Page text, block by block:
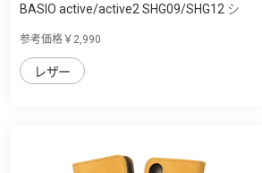
BASIO active/active2 SHG09/SHG12 シ
参考価格￥2,990
レザー